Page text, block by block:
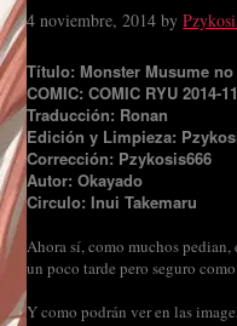
4 noviembre, 2014 by
Título: Monster Musume
COMIC: COMIC RYU 2014-11
Traducción: Ronan
Edición y Limpieza:
Corrección: Pzykosis666
Autor: Okayado
Circulo: Inui Takemaru
Ahora sí, como muchos
un poco tarde pero seguro
Y como podrán ver en las